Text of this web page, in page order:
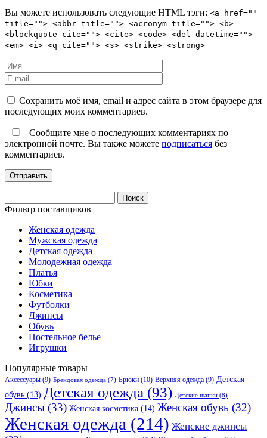
Вы можете использовать следующие HTML тэги: <a href=""
title=""> <abbr title=""> <acronym title=""> <b>
<blockquote cite=""> <cite> <code> <del datetime="">
<em> <i> <q cite=""> <s> <strike> <strong>
Сохранить моё имя, email и адрес сайта в этом браузере для
последующих моих комментариев.
Сообщите мне о последующих комментариях по
электронной почте. Вы также можете подписаться без
комментариев.
Фильтр поставщиков
Женская одежда
Мужская одежда
Детская одежда
Молодежная одежда
Платья
Юбки
Косметика
Футболки
Джинсы
Обувь
Постельное белье
Игрушки
Популярные товары
Аксессуары (9) Брендовая одежда (7) Брюки (10) Верхняя одежда (9) Детская
обувь (13) Детская одежда (93) Детские шапки (8)
Джинсы (33) Женская косметика (14) Женская обувь (32)
Женская одежда (214) Женские джинсы